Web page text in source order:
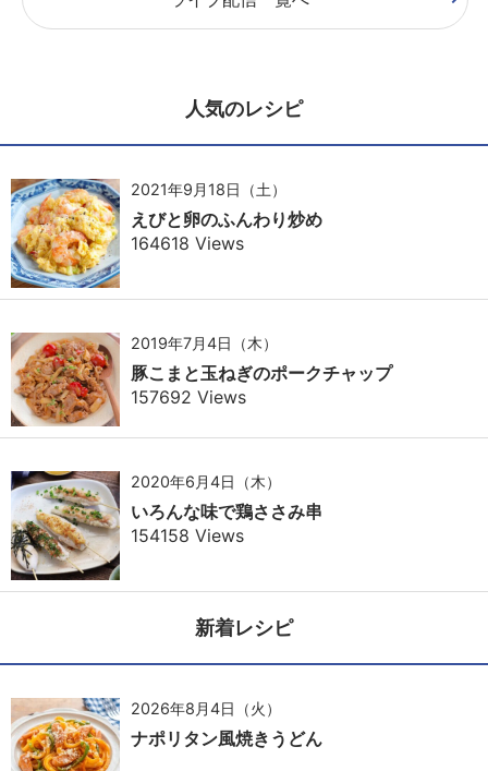
人気のレシピ
2021年9月18日（土）
えびと卵のふんわり炒め
164618 Views
2019年7月4日（木）
豚こまと玉ねぎのポークチャップ
157692 Views
2020年6月4日（木）
いろんな味で鶏ささみ串
154158 Views
新着レシピ
2026年8月4日（火）
ナポリタン風焼きうどん